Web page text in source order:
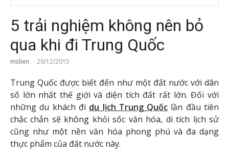
5 trải nghiệm không nên bỏ
qua khi đi Trung Quốc
mslien 29/12/2015
Trung Quốc được biết đến như một đất nước với dân
số lớn nhất thế giới và diện tích đất rất lớn. Đối với
những du khách đi du lịch Trung Quốc lần đầu tiên
chắc chắn sẽ không khỏi sốc văn hóa, di tích lịch sử
cũng như một nền văn hóa phong phú và đa dạng
thực phẩm của đất nước này.